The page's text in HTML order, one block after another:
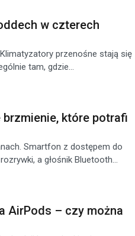
w czterech
przenośne stają się
tam, gdzie...
brzmienie, które potrafi
Smartfon z dostępem do
a głośnik Bluetooth...
AirPods – czy można